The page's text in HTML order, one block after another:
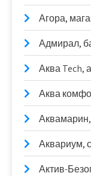
Агора,
Адмирал,
Аква Tech,
Аква
Аквариум,
Актив-